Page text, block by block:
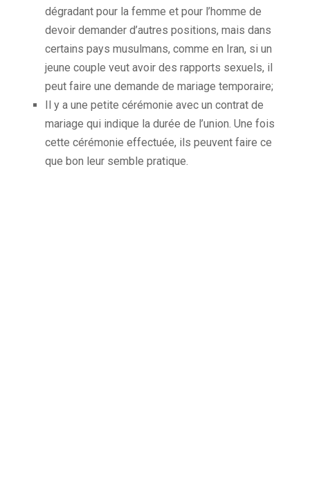
dégradant pour la femme et pour l’homme de
devoir demander d’autres positions, mais dans
certains pays musulmans, comme en Iran, si un
jeune couple veut avoir des rapports sexuels, il
peut faire une demande de mariage temporaire;
Il y a une petite cérémonie avec un contrat de
mariage qui indique la durée de l’union. Une fois
cette cérémonie effectuée, ils peuvent faire ce
que bon leur semble pratique.